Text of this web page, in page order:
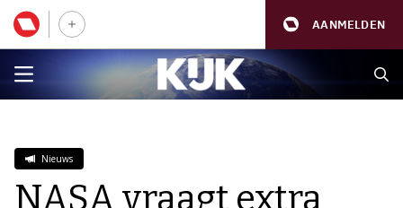
AANMELDEN
Nieuws
NASA vraagt extra